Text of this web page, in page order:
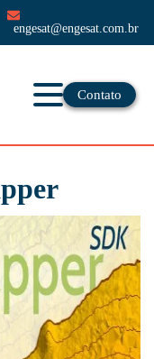
engesat@engesat.com.br
Contato